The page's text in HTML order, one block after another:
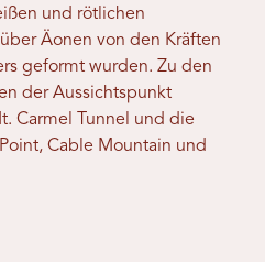
und rötlichen
Äonen von den Kräften
geformt wurden. Zu den
der Aussichtspunkt
Carmel Tunnel und die
Cable Mountain und